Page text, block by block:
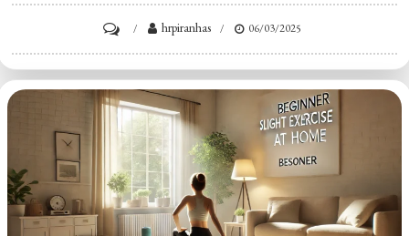
Pentingnya
Tidur
yang
Cukup
untuk
Anak
hrpiranhas 06/03/2025